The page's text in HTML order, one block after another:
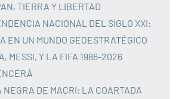
TIERRA Y LIBERTAD
NACIONAL DEL SIGLO XXI:
EN UN MUNDO GEOESTRATÉGICO
MESSI, Y LA FIFA 1986-2026
NEGRA DE MACRI: LA COARTADA